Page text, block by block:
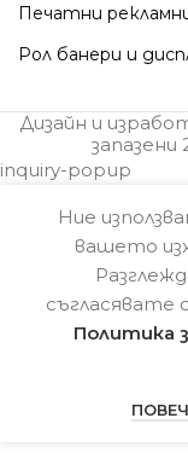
Печатни
Рол банери и
Дизайн и
запазени
inquiry-popup
Ние
вашето
съгласявате
Политика